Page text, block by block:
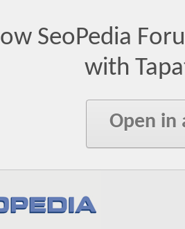
SeoPedia
with
Open in